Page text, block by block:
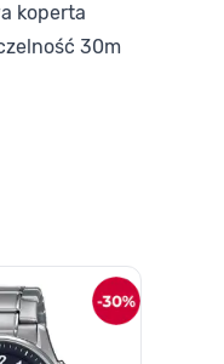
koperta
30m